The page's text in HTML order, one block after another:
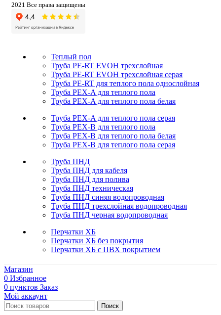
2021 Все права защищены
Теплый пол
Труба PE-RT EVOH трехслойная
Труба PE-RT EVOH трехслойная серая
Труба PE-RT для теплого пола однослойная
Труба PEX-A для теплого пола
Труба PEX-A для теплого пола белая
Труба PEX-A для теплого пола серая
Труба PEX-B для теплого пола
Труба PEX-B для теплого пола белая
Труба PEX-B для теплого пола серая
Труба ПНД
Труба ПНД для кабеля
Труба ПНД для полива
Труба ПНД техническая
Труба ПНД синяя водопроводная
Труба ПНД трехслойная водопроводная
Труба ПНД черная водопроводная
Перчатки ХБ
Перчатки ХБ без покрытия
Перчатки ХБ с ПВХ покрытием
Магазин
0 Избранное
0 пунктов Заказ
Мой аккаунт
Поиск